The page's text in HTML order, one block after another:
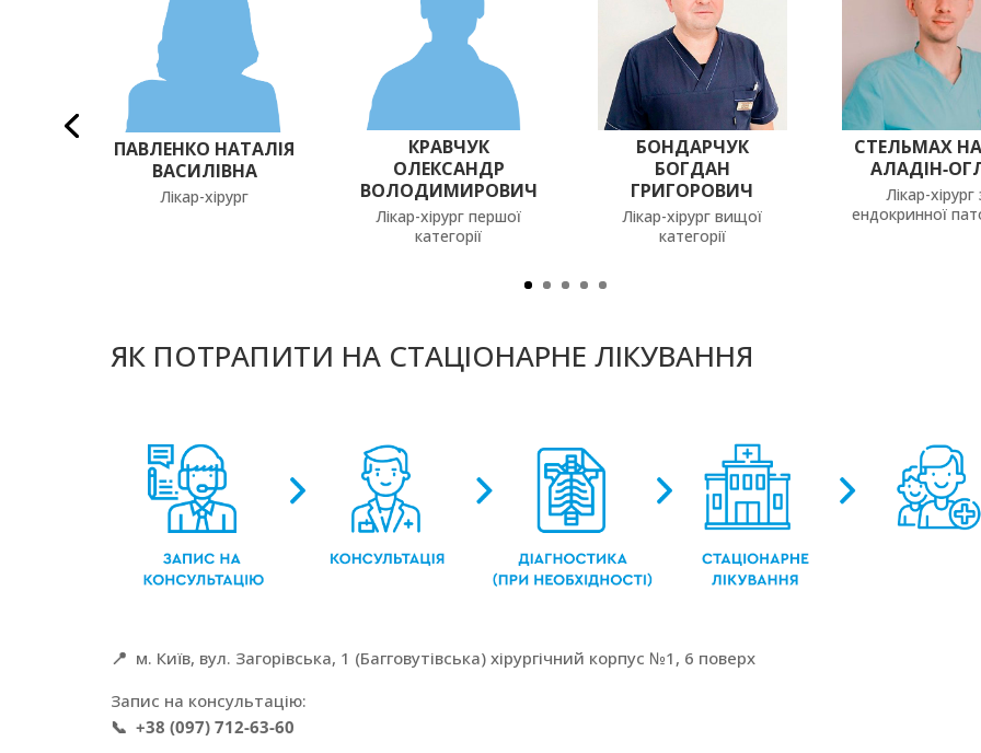
ПАВЛЕНКО НАТАЛІЯ
ВАСИЛІВНА
Лікар-хірург
КРАВЧУК
ОЛЕКСАНДР
ВОЛОДИМИРОВИЧ
Лікар-хірург першої
категорії
БОНДАРЧУК
БОГДАН
ГРИГОРОВИЧ
Лікар-хірург вищої
категорії
СТЕЛЬМАХ
АЛАДІН-
Лікар-хірург
ендокринної
ЯК ПОТРАПИТИ НА СТАЦІОНАРНЕ ЛІКУВАННЯ
📍 м. Київ, вул. Загорівська, 1 (Багговутівська) хірургічний корпус №1, 6 поверх
Запис на консультацію:
📞 +38 (097) 712-63-60